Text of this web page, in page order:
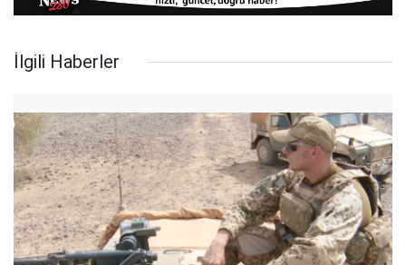
İlgili Haberler